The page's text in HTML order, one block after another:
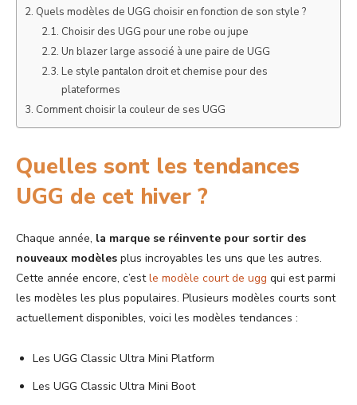
Quels modèles de UGG choisir en fonction de son style ?
Choisir des UGG pour une robe ou jupe
Un blazer large associé à une paire de UGG
Le style pantalon droit et chemise pour des
plateformes
Comment choisir la couleur de ses UGG
Quelles sont les tendances
UGG de cet hiver ?
Chaque année, la marque se réinvente pour sortir des
nouveaux modèles plus incroyables les uns que les autres.
Cette année encore, c’estle modèle court de ugg qui est parmi
les modèles les plus populaires. Plusieurs modèles courts sont
actuellement disponibles, voici les modèles tendances :
Les UGG Classic Ultra Mini Platform
Les UGG Classic Ultra Mini Boot